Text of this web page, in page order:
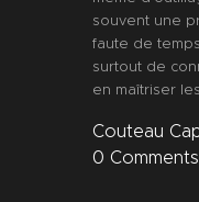
souvent une
faute de
surtout de
en maîtriser
Couteau
0 Comments